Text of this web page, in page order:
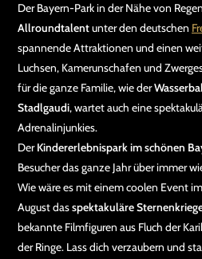
Der Bayern-Park in der Nähe von
Allroundtalentunter den deutschen
spannende Attraktionen und einen
Luchsen, Kamerunschafen und
für die ganze Familie, wie der
Stadlgaudi, wartet auch eine
Adrenalinjunkies.
DerKindererlebnispark im schönen
Besucher das ganze Jahr über immer
Wie wäre es mit einem coolen Event
August dasspektakuläre
bekannte Filmfiguren aus Fluch der
der Ringe. Lass dich verzaubern und